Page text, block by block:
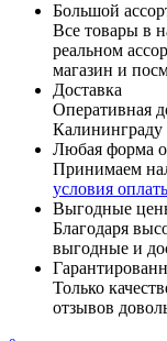
Большой
Все товары в
реальном
магазин и
Доставка
Оперативная
Калининграду
Любая форма
Принимаем
условия
Выгодные
Благодаря
выгодные и
Только
отзывов